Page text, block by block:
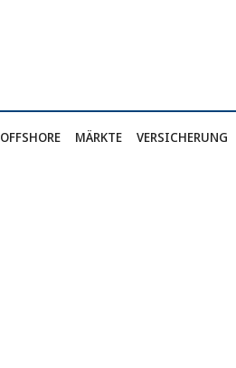
OFFSHORE MÄRKTE VERSICHERUNG